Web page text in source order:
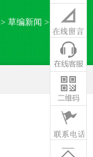
> 草编新闻 >